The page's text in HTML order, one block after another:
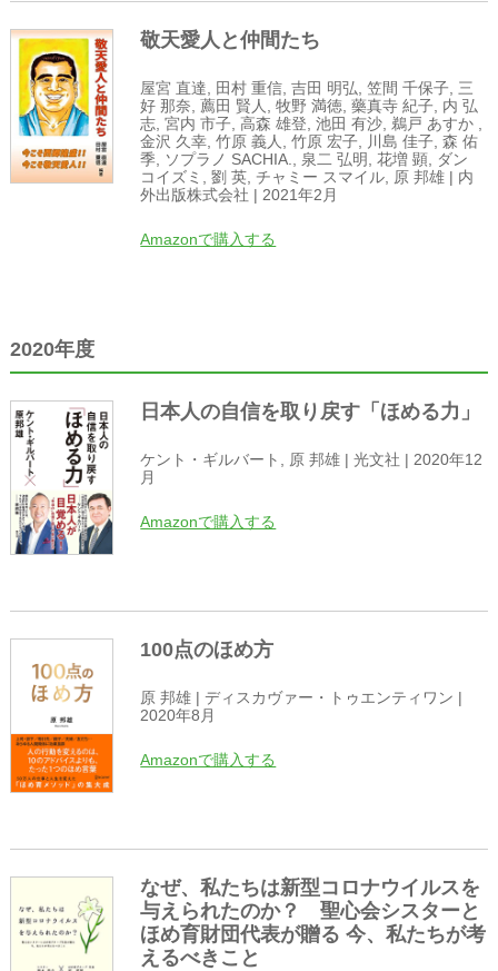
敬天愛人と仲間たち
屋宮 直達, 田村 重信, 吉田 明弘, 笠間 千保子, 三
好 那奈, 薦田 賢人, 牧野 満徳, 藥真寺 紀子, 内 弘
志, 宮内 市子, 高森 雄登, 池田 有沙, 鵜戸 あすか ,
金沢 久幸, 竹原 義人, 竹原 宏子, 川島 佳子, 森 佑
季, ソプラノ SACHIA., 泉二 弘明, 花増 顕, ダン
コイズミ, 劉 英, チャミー スマイル, 原 邦雄 | 内
外出版株式会社 | 2021年2月
Amazonで購入する
2020年度
日本人の自信を取り戻す「ほめる力」
ケント・ギルバート, 原 邦雄 | 光文社 | 2020年12
月
Amazonで購入する
100点のほめ方
原 邦雄 | ディスカヴァー・トゥエンティワン |
2020年8月
Amazonで購入する
なぜ、私たちは新型コロナウイルスを
与えられたのか？ 聖心会シスターと
ほめ育財団代表が贈る 今、私たちが考
えるべきこと